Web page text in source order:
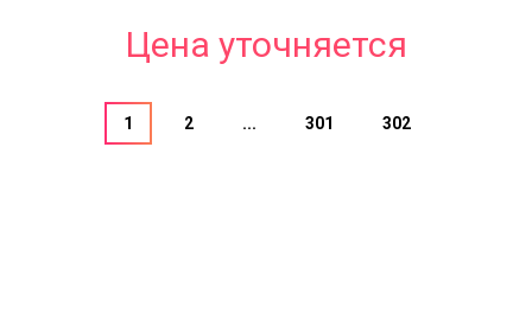
Цена уточняется
1 2 ... 301 302